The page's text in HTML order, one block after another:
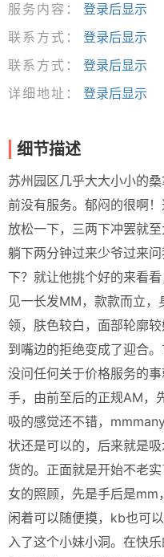
服务内容：
登录后显示
联系方式：
登录后显示
联系方式：
登录后显示
详细地址：
登录后显示
细节描述
苏州园区几乎大大小小的
前没有服务。郁闷的很啊！
放松一下，三两下冲罢就
躺下两分钟过来少爷过来
下？就让他挑个好的来看
见一长发MM，款款而立
领，肤色较白，面部轮廓
到嘴边的拒绝变成了迎合
没问任何关于价格服务的
手，由前至后的正规AM，
吸的感觉还不错，
状还是可以的，后来就是
货的。正面就是开始不老
女的照顾，先是手后是
闲着可以随便摸，kb也可
入了这个小妹小洞。在快